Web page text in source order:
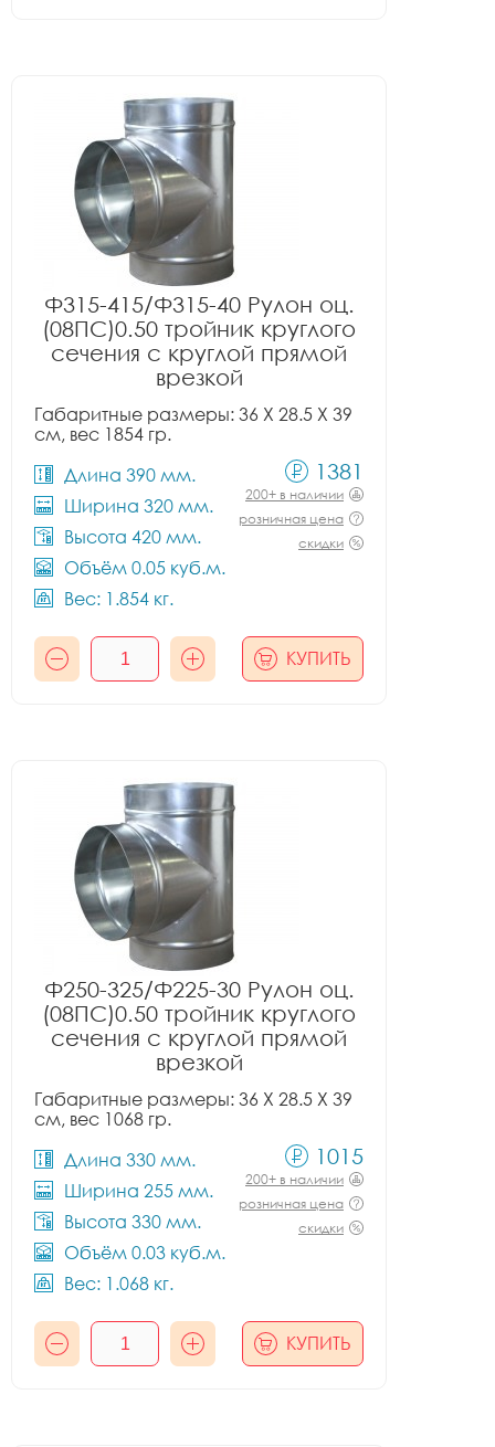
Ф315-415/Ф315-40 Рулон оц.
(08ПС)0.50 тройник круглого
сечения с круглой прямой
врезкой
Габаритные размеры: 36 X 28.5 X 39
см, вес 1854 гр.
Длина 390 мм.
Ширина 320 мм.
Высота 420 мм.
Объём 0.05 куб.м.
Вес: 1.854 кг.
1381
200+ в наличии
розничная цена
скидки
КУПИТЬ
Ф250-325/Ф225-30 Рулон оц.
(08ПС)0.50 тройник круглого
сечения с круглой прямой
врезкой
Габаритные размеры: 36 X 28.5 X 39
см, вес 1068 гр.
Длина 330 мм.
Ширина 255 мм.
Высота 330 мм.
Объём 0.03 куб.м.
Вес: 1.068 кг.
1015
200+ в наличии
розничная цена
скидки
КУПИТЬ